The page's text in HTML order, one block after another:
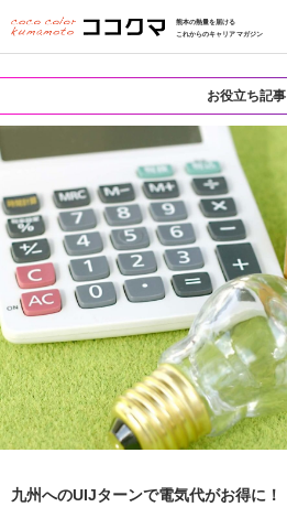
熊本の熱量を届ける
これからのキャリアマガジン
お役立ち記事
九州へのUIJターンで電気代がお得に！